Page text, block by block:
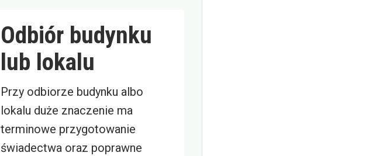
Odbiór budynku
lub lokalu
Przy odbiorze budynku albo
lokalu duże znaczenie ma
terminowe przygotowanie
świadectwa oraz poprawne